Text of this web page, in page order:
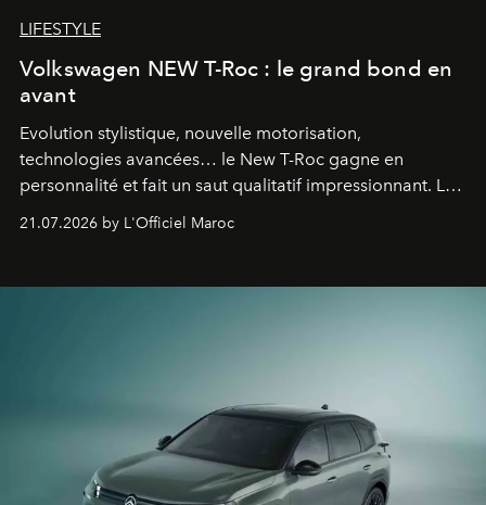
LIFESTYLE
Volkswagen NEW T-Roc : le grand bond en
avant
Evolution stylistique, nouvelle motorisation,
technologies avancées… le New T-Roc gagne en
personnalité et fait un saut qualitatif impressionnant. Le
fétiche pour le rendre plus premium. Et le pari semble
21.07.2026 by L'Officiel Maroc